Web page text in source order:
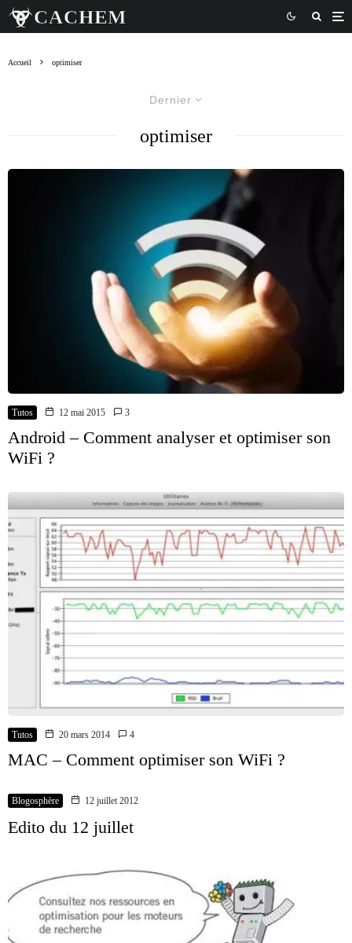
Accueil optimiser
Dernier
optimiser
Tutos 12 mai 2015 3
Android – Comment analyser et optimiser son
WiFi ?
Tutos 20 mars 2014 4
MAC – Comment optimiser son WiFi ?
Blogosphère 12 juillet 2012
Edito du 12 juillet